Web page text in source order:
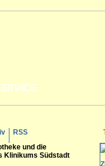
RSS
und die
Klinikums Südstadt